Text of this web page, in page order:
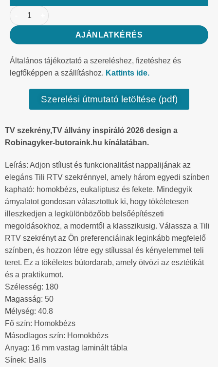
AJÁNLATKÉRÉS
Általános tájékoztató a szereléshez, fizetéshez és
legfőképpen a szállításhoz. Kattints ide.
Szerelési útmutató letöltése (pdf)
TV szekrény,TV állvány inspiráló 2026 design a
Robinagyker-butoraink.hu kínálatában.
Leírás: Adjon stílust és funkcionalitást nappalijának az
elegáns Tili RTV szekrénnyel, amely három egyedi színben
kapható: homokbézs, eukaliptusz és fekete. Mindegyik
árnyalatot gondosan választottuk ki, hogy tökéletesen
illeszkedjen a legkülönbözőbb belsőépítészeti
megoldásokhoz, a moderntől a klasszikusig. Válassza a Tili
RTV szekrényt az Ön preferenciáinak leginkább megfelelő
színben, és hozzon létre egy stílussal és kényelemmel teli
teret. Ez a tökéletes bútordarab, amely ötvözi az esztétikát
és a praktikumot.
Szélesség: 180
Magasság: 50
Mélység: 40.8
Fő szín: Homokbézs
Másodlagos szín: Homokbézs
Anyag: 16 mm vastag laminált tábla
Sínek: Balls